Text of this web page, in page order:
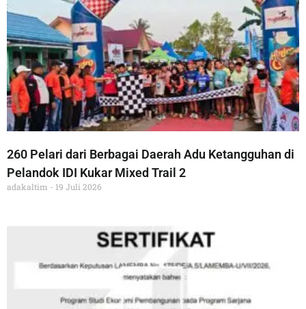
260 Pelari dari Berbagai Daerah Adu Ketangguhan di
Pelandok IDI Kukar Mixed Trail 2
adakaltim 19 Juli 2026